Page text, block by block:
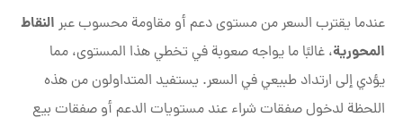
عندما يقترب السعر من مستوى دعم أو مقاومة محسوب عبر النقاط
المحورية، غالبًا ما يواجه صعوبة في تخطي هذا المستوى، مما
يؤدي إلى ارتداد طبيعي في السعر. يستفيد المتداولون من هذه
اللحظة لدخول صفقات شراء عند مستويات الدعم أو صفقات بيع